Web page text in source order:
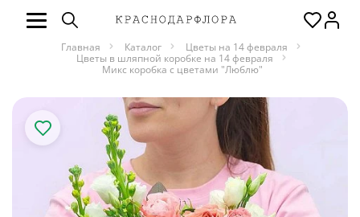
Главная Каталог
Цветы на 14 февраля
Цветы в шляпной коробке на 14 февраля
Микс коробка с цветами "Люблю"